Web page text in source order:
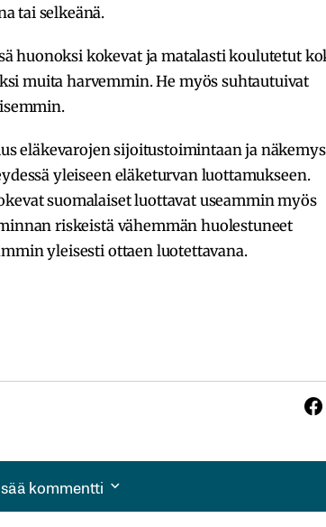
tai selkeänä.
huonoksi kokevat ja matalasti koulutetut
muita harvemmin. He myös suhtautuivat
eläkevarojen sijoitustoimintaan ja näkemys
yleiseen eläketurvan luottamukseen.
suomalaiset luottavat useammin myös
riskeistä vähemmän huolestuneet
yleisesti ottaen luotettavana.
kommentti
kommentti